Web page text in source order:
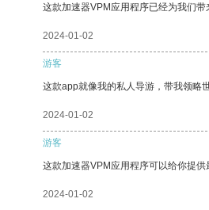
这款加速器VPM应用程序已经为我们带
2024-01-02
游客
这款app就像我的私人导游，带我领略
2024-01-02
游客
这款加速器VPM应用程序可以给你提
2024-01-02